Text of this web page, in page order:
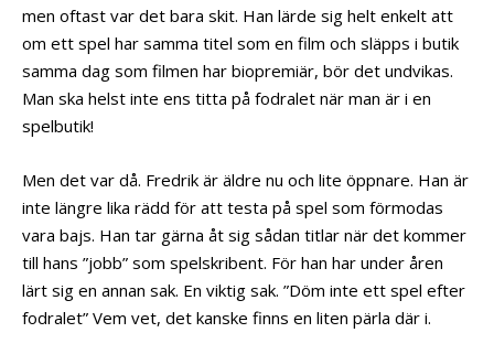
men oftast var det bara skit. Han lärde sig helt enkelt att
om ett spel har samma titel som en film och släpps i butik
samma dag som filmen har biopremiär, bör det undvikas.
Man ska helst inte ens titta på fodralet när man är i en
spelbutik!
Men det var då. Fredrik är äldre nu och lite öppnare. Han är
inte längre lika rädd för att testa på spel som förmodas
vara bajs. Han tar gärna åt sig sådan titlar när det kommer
till hans ”jobb” som spelskribent. För han har under åren
lärt sig en annan sak. En viktig sak. ”Döm inte ett spel efter
fodralet” Vem vet, det kanske finns en liten pärla där i.